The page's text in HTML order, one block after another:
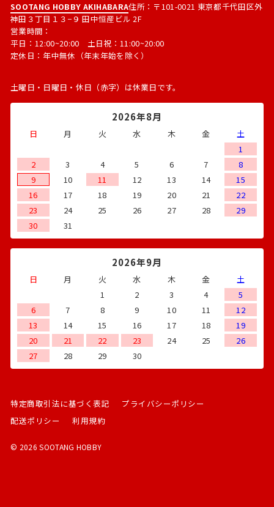
SOOTANG HOBBY AKIHABARA住所：〒101-0021 東京都千代田区外
神田３丁目１３−９ 田中恒産ビル 2F
営業時間：
平日：12:00~20:00 土日祝：11:00~20:00
定休日：年中無休（年末年始を除く）
土曜日・日曜日・休日（赤字）は休業日です。
2026年8月
日 月 火 水 木 金
土
1
2
3 4 5 6 7
8
9
10 11 12 13 14
15
16
17 18 19 20 21
22
23
24 25 26 27 28
29
30
31
2026年9月
日 月 火 水 木 金
土
1
2 3 4
5
6
7 8 9 10 11
12
13
14 15 16 17 18
19
20
21 22 23 24 25
26
27
28 29 30
© 2026 SOOTANG HOBBY
特定商取引法に基づく表記
プライバシーポリシー
配送ポリシー
利用規約